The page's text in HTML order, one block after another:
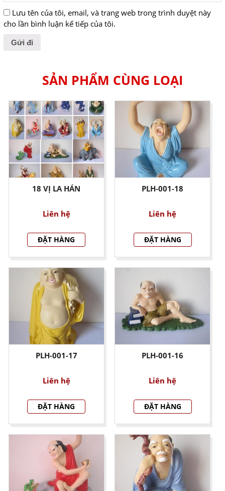
Lưu tên của tôi, email, và trang web trong trình duyệt này
cho lần bình luận kế tiếp của tôi.
SẢN PHẨM CÙNG LOẠI
18 VỊ LA HÁN
Liên hệ
ĐẶT HÀNG
PLH-001-18
Liên hệ
ĐẶT HÀNG
PLH-001-17
Liên hệ
ĐẶT HÀNG
PLH-001-16
Liên hệ
ĐẶT HÀNG